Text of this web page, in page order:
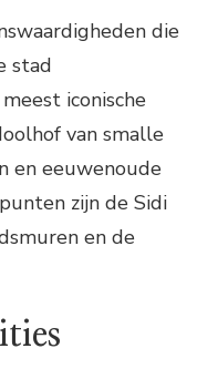
die
stad
iconische
van smalle
en eeuwenoude
zijn de Sidi
en de